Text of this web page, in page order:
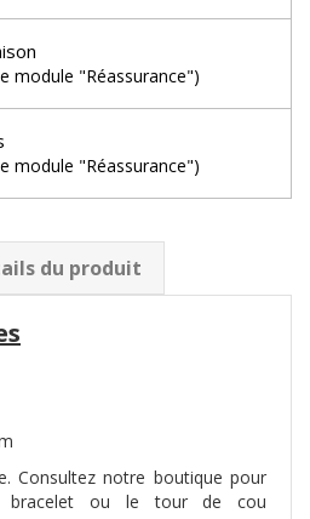
module "Réassurance")
module "Réassurance")
du produit
Consultez notre boutique pour
bracelet ou le tour de cou